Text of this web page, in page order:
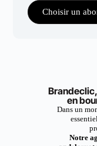
Choisir un
en
Dans un
Notre